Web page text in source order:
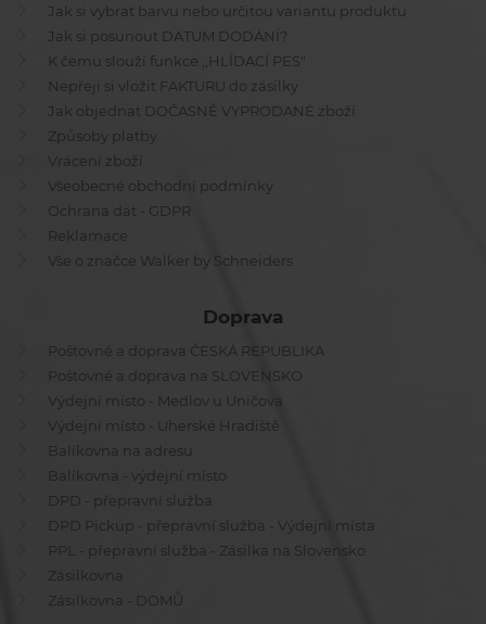
Jak si vybrat barvu nebo určitou variantu produktu
Jak si posunout DATUM DODÁNÍ?
K čemu slouží funkce ,,HLÍDACÍ PES"
Nepřeji si vložit FAKTURU do zásilky
Jak objednat DOČASNĚ VYPRODANÉ zboží
Způsoby platby
Vrácení zboží
Všeobecné obchodní podmínky
Ochrana dat - GDPR
Reklamace
Vše o značce Walker by Schneiders
Doprava
Poštovné a doprava ČESKÁ REPUBLIKA
Poštovné a doprava na SLOVENSKO
Výdejní místo - Medlov u Uničova
Výdejní místo - Uherské Hradiště
Balíkovna na adresu
Balíkovna - výdejní místo
DPD - přepravní služba
DPD Pickup - přepravní služba - Výdejní místa
PPL - přepravní služba - Zásilka na Slovensko
Zásilkovna
Zásilkovna - DOMŮ